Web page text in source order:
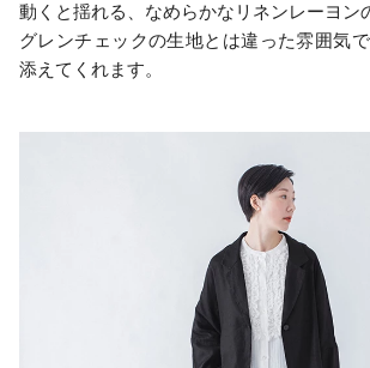
動くと揺れる、なめらかなリネンレーヨン
グレンチェックの生地とは違った雰囲気
添えてくれます。